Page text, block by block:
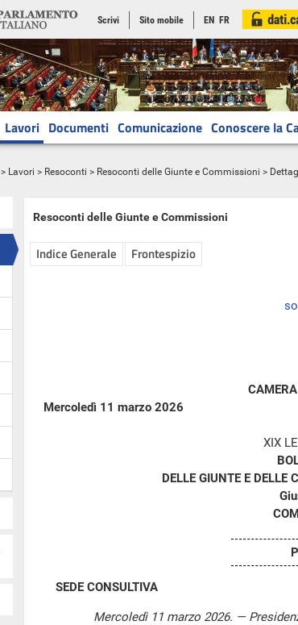
Scrivi Sito mobile EN FR
Lavori Documenti Comunicazione Conoscere la
> Lavori > Resoconti > Resoconti delle Giunte e Commissioni >
Resoconti delle Giunte e Commissioni
Indice Generale Frontespizio
Mercoledì 11 marzo 2026
XIX
DELLE GIUNTE E DELLE
SEDE CONSULTIVA
Mercoledì 11 marzo 2026. —